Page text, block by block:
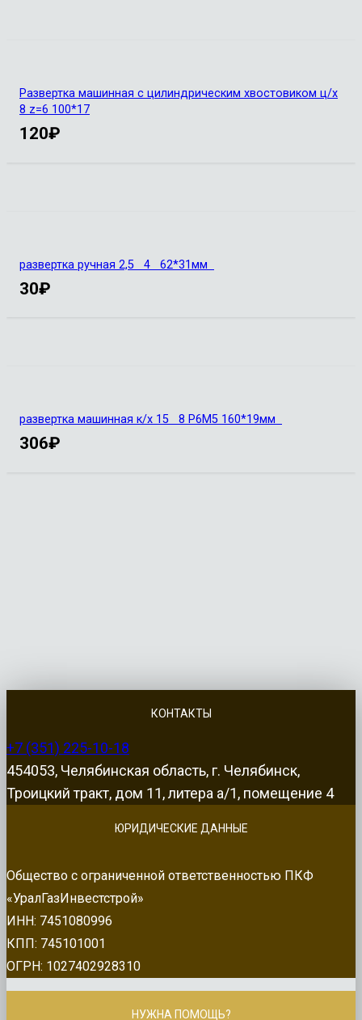
Развертка машинная с цилиндрическим хвостовиком ц/х
8 z=6 100*17
120₽
развертка ручная 2,5 4 62*31мм
30₽
развертка машинная к/х 15 8 Р6М5 160*19мм
306₽
КОНТАКТЫ
+7 (351) 225-10-18
454053, Челябинская область, г. Челябинск,
Троицкий тракт, дом 11, литера а/1, помещение 4
ЮРИДИЧЕСКИЕ ДАННЫЕ
Общество с ограниченной ответственностью ПКФ
«УралГазИнвестстрой»
ИНН: 7451080996
КПП: 745101001
ОГРН: 1027402928310
НУЖНА ПОМОЩЬ?